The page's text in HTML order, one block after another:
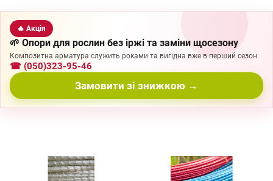
🔥 Акція
🌱 Опори для рослин без іржі та заміни щосезону
Композитна арматура служить роками та вигідна вже в перший сезон
☎ (050)323-95-46
Замовити зі знижкою →